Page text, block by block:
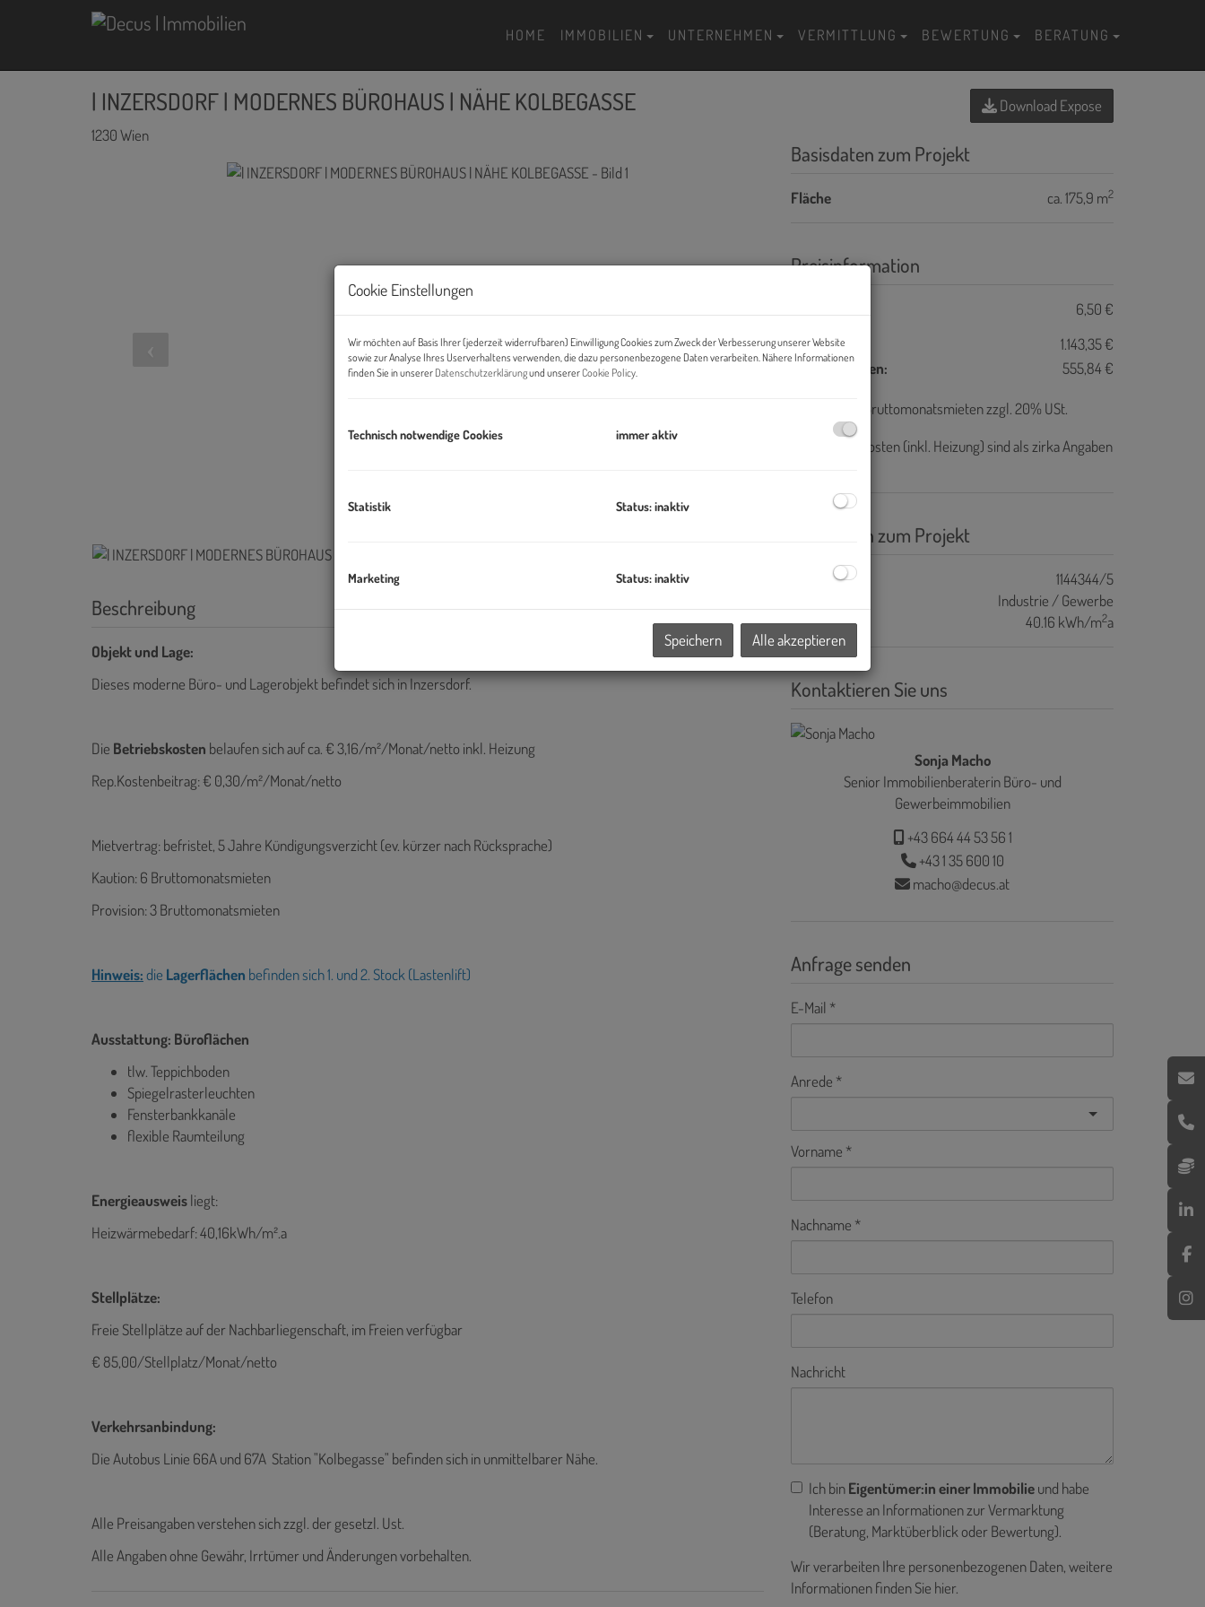
HOME IMMOBILIEN UNTERNEHMEN VERMITTLUNG BEWERTUNG BERATUNG
| INZERSDORF | MODERNES BÜROHAUS | NÄHE KOLBEGASSE
1230 Wien
Beschreibung
Objekt und Lage:
Dieses moderne Büro- und Lagerobjekt befindet sich in Inzersdorf.
Die Betriebskosten belaufen sich auf ca. € 3,16/m²/Monat/netto inkl. Heizung
Rep.Kostenbeitrag: € 0,30/m²/Monat/netto
Mietvertrag: befristet, 5 Jahre Kündigungsverzicht (ev. kürzer nach Rücksprache)
Kaution: 6 Bruttomonatsmieten
Provision: 3 Bruttomonatsmieten
Hinweis:die Lagerflächen befinden sich 1. und 2. Stock (Lastenlift)
Ausstattung: Büroflächen
tlw. Teppichboden
Spiegelrasterleuchten
Fensterbankkanäle
flexible Raumteilung
Energieausweisliegt:
Heizwärmebedarf: 40,16kWh/m².a
Stellplätze:
Freie Stellplätze auf der Nachbarliegenschaft, im Freien verfügbar
€ 85,00/Stellplatz/Monat/netto
Verkehrsanbindung:
Die Autobus Linie 66A und 67A Station "Kolbegasse" befinden sich in unmittelbarer Nähe.
Alle Preisangaben verstehen sich zzgl. der gesetzl. Ust.
Alle Angaben ohne Gewähr, Irrtümer und Änderungen vorbehalten.
Download Expose
Basisdaten zum Projekt
Fläche ca. 175,9 m2
Preisinformation
6,50 €
Miete:
1.143,35 €
Betriebskosten:
555,84 €
3 Bruttomonatsmieten zzgl. 20% USt.
Die Betriebskosten (inkl. Heizung) sind als zirka Angaben
Basisdaten zum Projekt
Projektnr.
1144344/5
Industrie / Gewerbe
HWB
40.16 kWh/m2a
Kontaktieren Sie uns
Sonja Macho
Senior Immobilienberaterin Büro- und
Gewerbeimmobilien
+43 664 44 53 56 1
+43 1 35 600 10
macho@decus.at
Anfrage senden
E-Mail
Anrede
Vorname
Nachname
Telefon
Nachricht
Ich binEigentümer:in einer Immobilieund habe
Interesse an Informationen zur Vermarktung
(Beratung, Marktüberblick oder Bewertung).
Wir verarbeiten Ihre personenbezogenen Daten, weitere
Informationen finden Sie hier.
Cookie Einstellungen
Wir möchten auf Basis Ihrer (jederzeit widerrufbaren) Einwilligung Cookies zum Zweck der Verbesserung unserer Website
sowie zur Analyse Ihres Userverhaltens verwenden, die dazu personenbezogene Daten verarbeiten. Nähere Informationen
finden Sie in unserer Datenschutzerklärungund unsererCookie Policy.
Technisch notwendige Cookies immer aktiv
Statistik Status: inaktiv
Marketing Status: inaktiv
Speichern Alle akzeptieren